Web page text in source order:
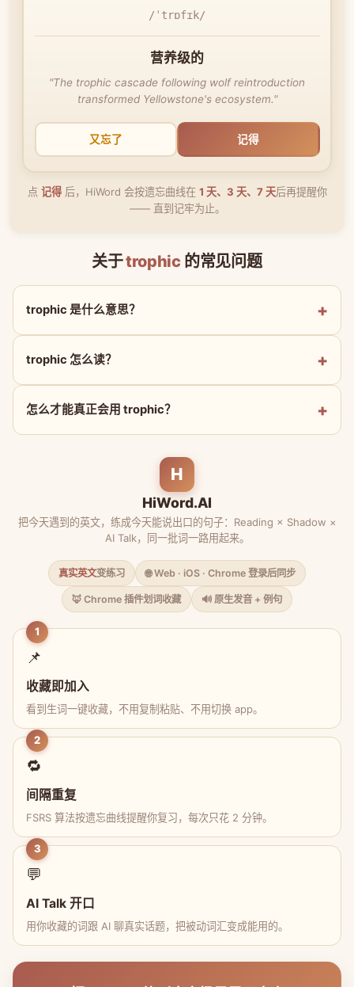
/ˈtrɒfɪk/
营养级的
"The trophic cascade following wolf reintroduction
transformed Yellowstone's ecosystem."
又忘了 记得
点 记得后，HiWord 会按遗忘曲线在 1 天、3 天、7 天后再提醒你
—— 直到记牢为止。
关于trophic 的常见问题
trophic 是什么意思？
trophic 怎么读？
怎么才能真正会用 trophic？
H
HiWord.AI
把今天遇到的英文，练成今天能说出口的句子：Reading × Shadow ×
AI Talk，同一批词一路用起来。
真实英文变练习 🌐 Web · iOS · Chrome 登录后同步
🦊 Chrome 插件划词收藏 🔊 原生发音 + 例句
1
📌
收藏即加入
看到生词一键收藏，不用复制粘贴、不用切换 app。
2
🔁
间隔重复
FSRS 算法按遗忘曲线提醒你复习，每次只花 2 分钟。
3
💬
AI Talk 开口
用你收藏的词跟 AI 聊真实话题，把被动词汇变成能用的。